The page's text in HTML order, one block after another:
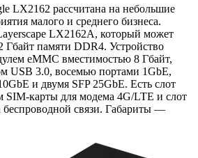
LX2162 рассчитана на небольшие
малого и среднего бизнеса.
LX2162A, который может
Гбайт памяти DDR4. Устройство
eMMC вместимостью 8 Гбайт,
USB 3.0, восемью портами 1GbE,
и двумя SFP 25GbE. Есть слот
SIM-карты для модема 4G/LTE и слот
беспроводной связи. Габариты —